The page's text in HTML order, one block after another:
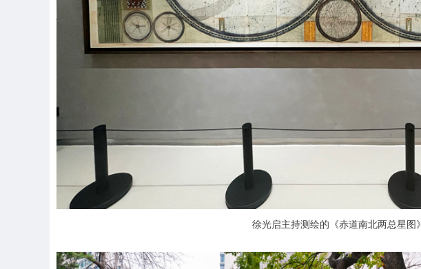
徐光启主持测绘的《赤道南北两总星图》